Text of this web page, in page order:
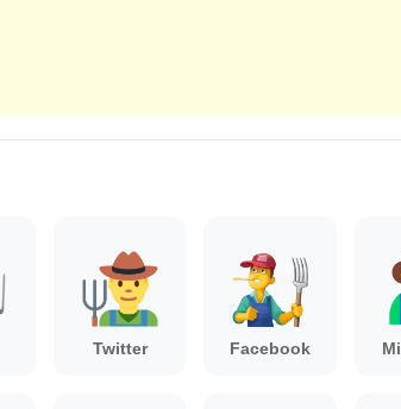
Twitter Facebook